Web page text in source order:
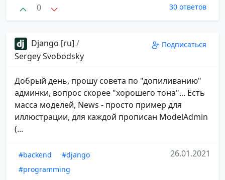
0 30 ответов
Django [ru] /
Sergey Svobodsky
Подписаться
Добрый день, прошу совета по "допиливанию"
админки, вопрос скорее "хорошего тона"... Есть
масса моделей, News - просто пример для
иллюстрации, для каждой прописан ModelAdmin
(...
#backend
#django
#programming
26.01.2021